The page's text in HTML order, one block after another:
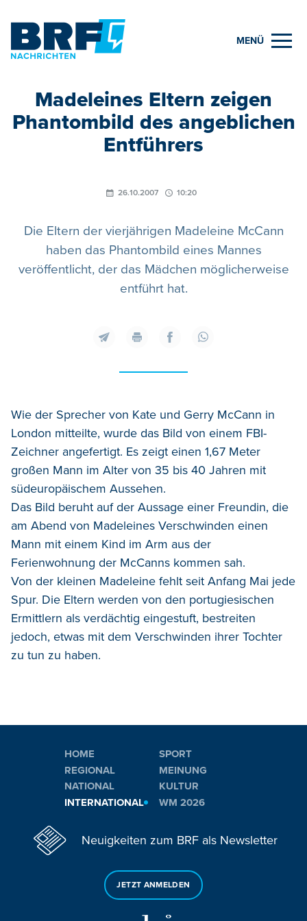
MENÜ
Madeleines Eltern zeigen
Phantombild des angeblichen
Entführers
26.10.2007 10:20
Die Eltern der vierjährigen Madeleine McCann
haben das Phantombild eines Mannes
veröffentlicht, der das Mädchen möglicherweise
entführt hat.
Wie der Sprecher von Kate und Gerry McCann in
London mitteilte, wurde das Bild von einem FBI-
Zeichner angefertigt. Es zeigt einen 1,67 Meter
großen Mann im Alter von 35 bis 40 Jahren mit
südeuropäischem Aussehen.
Das Bild beruht auf der Aussage einer Freundin, die
am Abend von Madeleines Verschwinden einen
Mann mit einem Kind im Arm aus der
Ferienwohnung der McCanns kommen sah.
Von der kleinen Madeleine fehlt seit Anfang Mai jede
Spur. Die Eltern werden von den portugiesischen
Ermittlern als verdächtig eingestuft, bestreiten
jedoch, etwas mit dem Verschwinden ihrer Tochter
zu tun zu haben.
HOME
REGIONAL
NATIONAL
INTERNATIONAL
SPORT
MEINUNG
KULTUR
WM 2026
Neuigkeiten zum BRF als Newsletter
JETZT ANMELDEN